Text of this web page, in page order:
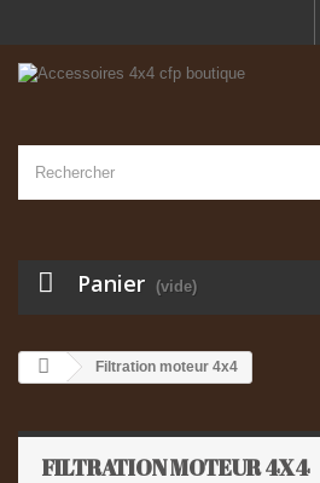
Panier (vide)
Filtration moteur 4x4
FILTRATION MOTEUR 4X4